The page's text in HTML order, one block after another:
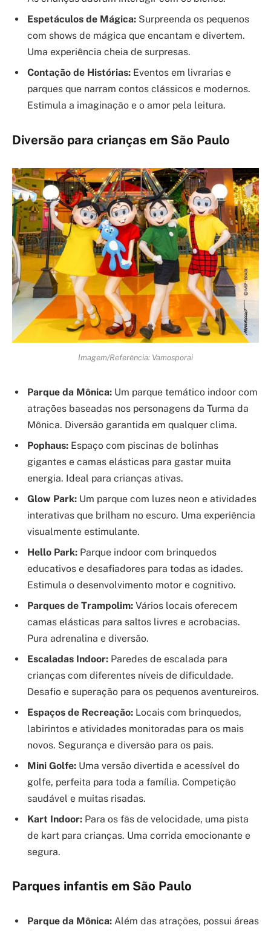
Espetáculos de Mágica: Surpreenda os pequenos
com shows de mágica que encantam e divertem.
Uma experiência cheia de surpresas.
Contação de Histórias: Eventos em livrarias e
parques que narram contos clássicos e modernos.
Estimula a imaginação e o amor pela leitura.
Diversão para crianças em São Paulo
Imagem/Referência: Vamosporai
Parque da Mônica: Um parque temático indoor com
atrações baseadas nos personagens da Turma da
Mônica. Diversão garantida em qualquer clima.
Pophaus: Espaço com piscinas de bolinhas
gigantes e camas elásticas para gastar muita
energia. Ideal para crianças ativas.
Glow Park: Um parque com luzes neon e atividades
interativas que brilham no escuro. Uma experiência
visualmente estimulante.
Hello Park: Parque indoor com brinquedos
educativos e desafiadores para todas as idades.
Estimula o desenvolvimento motor e cognitivo.
Parques de Trampolim: Vários locais oferecem
camas elásticas para saltos livres e acrobacias.
Pura adrenalina e diversão.
Escaladas Indoor: Paredes de escalada para
crianças com diferentes níveis de dificuldade.
Desafio e superação para os pequenos aventureiros.
Espaços de Recreação: Locais com brinquedos,
labirintos e atividades monitoradas para os mais
novos. Segurança e diversão para os pais.
Mini Golfe: Uma versão divertida e acessível do
golfe, perfeita para toda a família. Competição
saudável e muitas risadas.
Kart Indoor: Para os fãs de velocidade, uma pista
de kart para crianças. Uma corrida emocionante e
segura.
Parques infantis em São Paulo
Parque da Mônica: Além das atrações, possui áreas